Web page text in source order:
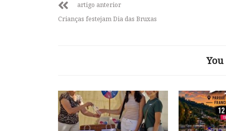
artigo anterior
Crianças festejam Dia das Bruxas